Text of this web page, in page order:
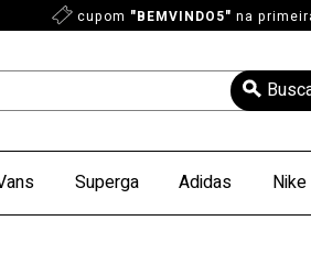
cupom "BEMVINDO5" na
Superga Adidas Nike